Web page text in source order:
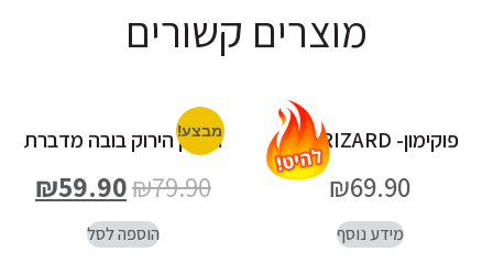
מוצרים קשורים
פוקימון- CHARIZARD
₪69.90
מידע נוסף
מבצע!
הענק הירוק בובה מדברת
₪79.90
₪59.90
הוספה לסל